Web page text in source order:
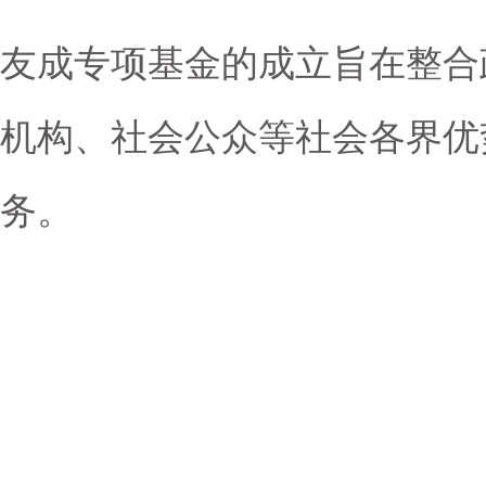
友成专项基金的成立旨在整
机构、社会公众等社会各界
务。